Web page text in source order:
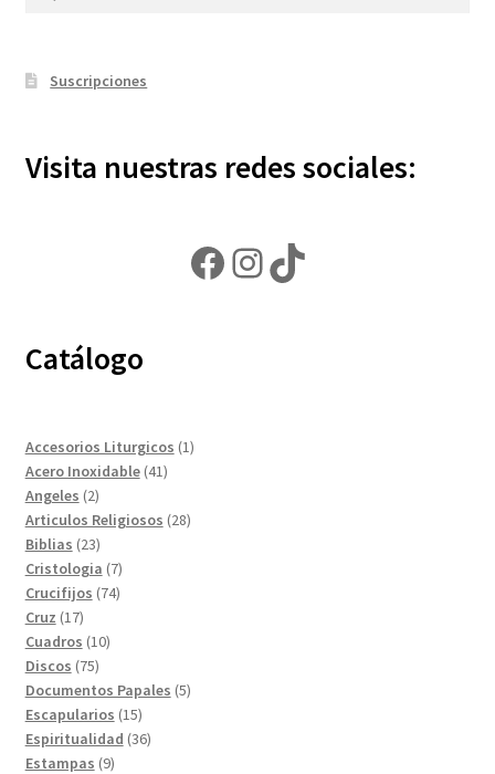
Suscripciones
Visita nuestras redes sociales:
Facebook
Instagram
TikTok
Catálogo
Accesorios Liturgicos 11
Acero Inoxidable 4141
Angeles 22
productos
Articulos Religiosos 2828
Biblias 2323
productos
Cristologia 77
productos
Crucifijos 7474
Cruz 1717
productos
Cuadros 1010
Discos 7575
productos
Documentos Papales 55
Escapularios 1515
productos
Espiritualidad 3636
Estampas 99